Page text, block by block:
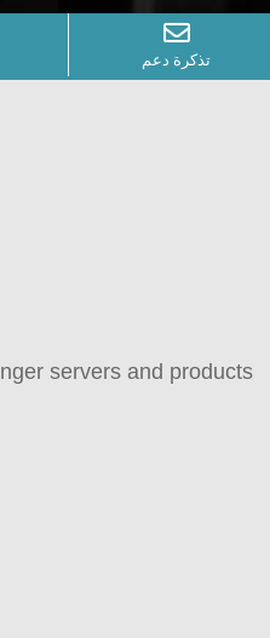
تذكرة دعم
servers and products